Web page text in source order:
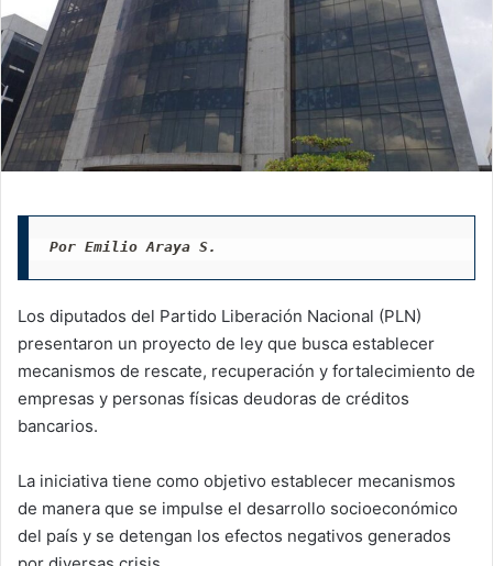
Por Emilio Araya S.
Los diputados del Partido Liberación Nacional (PLN)
presentaron un proyecto de ley que busca establecer
mecanismos de rescate, recuperación y fortalecimiento de
empresas y personas físicas deudoras de créditos
bancarios.
La iniciativa tiene como objetivo establecer mecanismos
de manera que se impulse el desarrollo socioeconómico
del país y se detengan los efectos negativos generados